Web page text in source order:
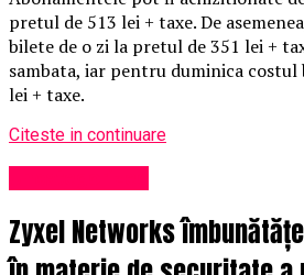
pretul de 513 lei + taxe. De
bilete de o zi la pretul de 351 lei +
sambata, iar pentru duminica costul
lei + taxe.
Citeste in continuare
Zyxel Networks